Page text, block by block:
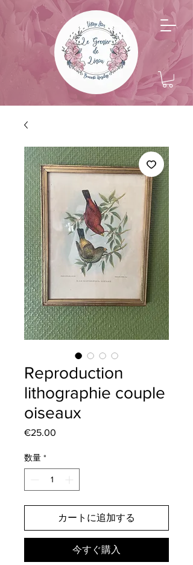
Reproduction
lithographie couple
oiseaux
€25.00
数量 *
カートに追加する
今すぐ購入